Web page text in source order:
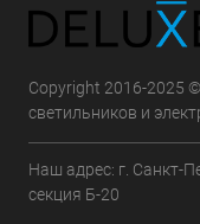
Copyright 2016-2025
светильников и
Наш адрес: г. Санкт-
секция Б-20